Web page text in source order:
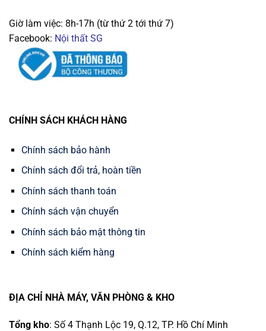
Giờ làm việc: 8h-17h (từ thứ 2 tới thứ 7)
Facebook: Nội thất SG
CHÍNH SÁCH KHÁCH HÀNG
Chính sách bảo hành
Chính sách đổi trả, hoàn tiền
Chính sách thanh toán
Chính sách vận chuyển
Chính sách bảo mật thông tin
Chính sách kiểm hàng
ĐỊA CHỈ NHÀ MÁY, VĂN PHÒNG & KHO
Tổng kho: Số 4 Thạnh Lộc 19, Q.12, TP. Hồ Chí Minh